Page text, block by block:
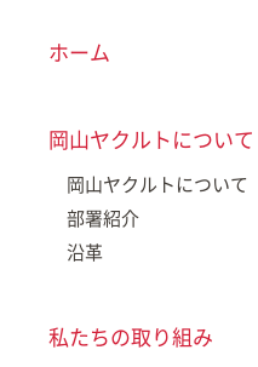
ホーム
岡山ヤクルトについて
岡山ヤクルトについて
部署紹介
沿革
私たちの取り組み